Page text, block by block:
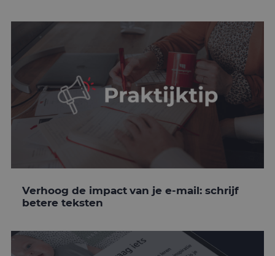
Verhoog de impact van je e-mail: schrijf
betere teksten